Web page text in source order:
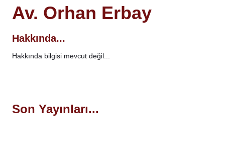
Av. Orhan Erbay
Hakkında...
Hakkında bilgisi mevcut değil...
Son Yayınları...